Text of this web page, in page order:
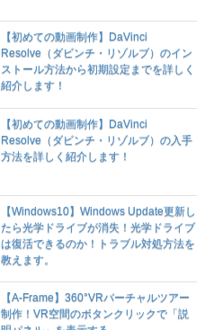
自宅WiFi環境を快適に！
【初めての動画制作】DaVinci
ストール方法から初期設定までを詳しく
紹介します！
方法を詳しく紹介します！
【Windows10】Windows Update更新し
は復活できるのか！トラブル対処方法を
教えます。